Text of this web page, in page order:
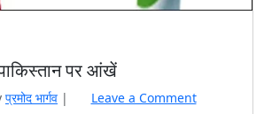
पर आंखें
प्रमोद भार्गव | Leave a Comment